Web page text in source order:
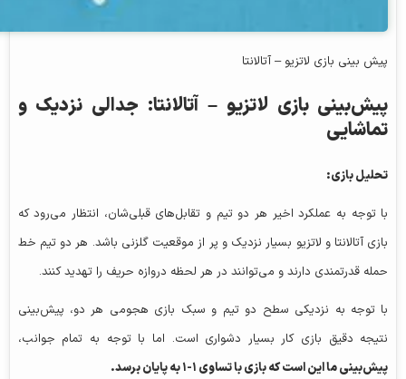
پیش‌ بینی بازی لاتزیو – آتالانتا
پیش‌بینی بازی لاتزیو – آتالانتا: جدالی نزدیک و
تماشایی
تحلیل بازی:
با توجه به عملکرد اخیر هر دو تیم و تقابل‌های قبلی‌شان، انتظار می‌رود که
بازی آتالانتا و لاتزیو بسیار نزدیک و پر از موقعیت گلزنی باشد. هر دو تیم خط
حمله قدرتمندی دارند و می‌توانند در هر لحظه دروازه حریف را تهدید کنند.
با توجه به نزدیکی سطح دو تیم و سبک بازی هجومی هر دو، پیش‌بینی
نتیجه دقیق بازی کار بسیار دشواری است. اما با توجه به تمام جوانب،
پیش‌بینی ما این است که بازی با تساوی ۱-۱ به پایان برسد.